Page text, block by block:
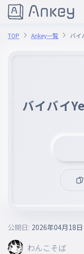
TOP Ankey一覧 バイ
バイバイ
わんこそば
公開日: 2026年04月18日